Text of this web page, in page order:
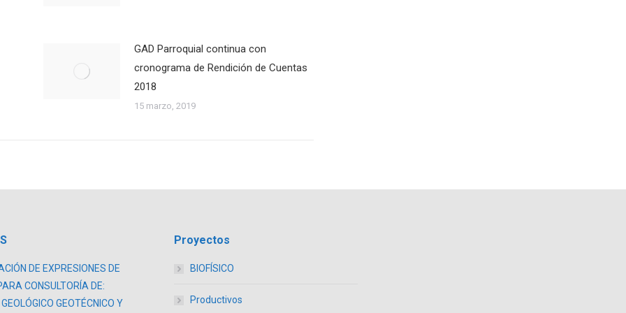
GAD Parroquial continua con
cronograma de Rendición de Cuentas
2018
15 marzo, 2019
DE EXPRESIONES DE
CONSULTORÍA DE:
GEOTÉCNICO Y
Proyectos
BIOFÍSICO
Productivos